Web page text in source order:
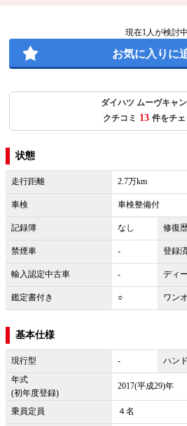
現在1 人が検討中
お気に入りに
ダイハツ ムーヴキャ
クチコミ 13 件をチェ
状態
走行距離 2.7万km
車検 車検整備付
記録簿 なし 修復
禁煙車 - 登録
輸入認定中古車 - ディ
鑑定書付き ○ ワン
基本仕様
現行型 - ハン
年式
(初年度登録)
2017(平成29)年
乗員定員 ４名